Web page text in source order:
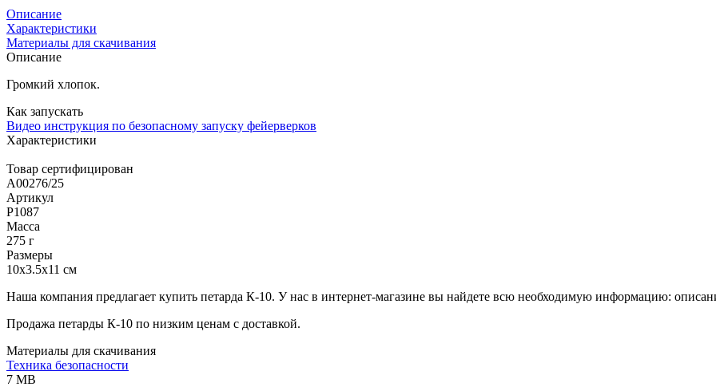
Описание
Характеристики
Материалы для скачивания
Описание
Громкий хлопок.
Как запускать
Видео инструкция по безопасному запуску фейерверков
Характеристики
Товар сертифицирован
A00276/25
Артикул
Р1087
Масса
275 г
Размеры
10x3.5x11 см
Наша компания предлагает купить петарда К-10. У нас в интернет-магазине вы найдете всю необходимую информацию:
Продажа петарды К-10 по низким ценам с доставкой.
Материалы для скачивания
Техника безопасности
7 MB